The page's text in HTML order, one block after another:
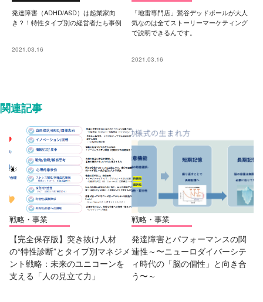
発達障害（ADHD/ASD）は起業家向
き？！特性タイプ別の経営者たち事例
2021.03.16
「地雷専門店」鶯谷デッドボールが大人
気なのは全てストーリーマーケティング
で説明できるんです。
2021.03.16
関連記事
戦略・事業
【完全保存版】突き抜け人材
の“特性診断”とタイプ別マネジメ
ント戦略：未来のユニコーンを
支える「人の見立て力」
戦略・事業
発達障害とパフォーマンスの関
連性～〜ニューロダイバーシテ
ィ時代の「脳の個性」と向き合
う〜～